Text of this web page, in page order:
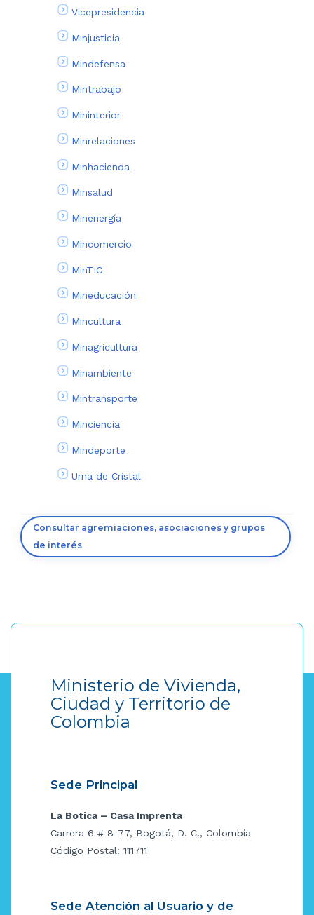
Vicepresidencia
Minjusticia
Mindefensa
Mintrabajo
Mininterior
Minrelaciones
Minhacienda
Minsalud
Minenergía
Mincomercio
MinTIC
Mineducación
Mincultura
Minagricultura
Minambiente
Mintransporte
Minciencia
Mindeporte
Urna de Cristal
Consultar agremiaciones, asociaciones y grupos
de interés
Ministerio de Vivienda,
Ciudad y Territorio de
Colombia
Sede Principal
La Botica – Casa Imprenta
Carrera 6 # 8-77, Bogotá, D. C., Colombia
Código Postal: 111711
Sede Atención al Usuario y de